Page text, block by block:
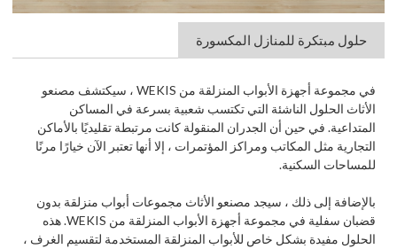
حلول مبتكرة للمنازل المكسورة
في مجموعة أجهزة الأبواب المنزلقة من WEKIS ، سيكتشف مصنعو
الأثاث الحلول الناشئة التي تكتسب شعبية بسرعة في المساكن
المتداعية. في حين أن الجدران المنقولة كانت مرتبطة تقليديًا بالأماكن
التجارية مثل المكاتب ومراكز المؤتمرات ، إلا أنها تعتبر الآن خيارًا مرنًا
للمساحات السكنية.
بالإضافة إلى ذلك ، سيجد مصنعو الأثاث مجموعات أبواب منزلقة بدون
قضبان سفلية في مجموعة أجهزة الأبواب المنزلقة من WEKIS. هذه
الحلول مفيدة بشكل خاص للأبواب المنزلقة المستخدمة لتقسيم الغرف ،